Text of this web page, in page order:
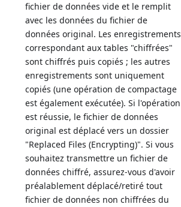
fichier de données vide et le remplit
avec les données du fichier de
données original. Les enregistrements
correspondant aux tables "chiffrées"
sont chiffrés puis copiés ; les autres
enregistrements sont uniquement
copiés (une opération de compactage
est également exécutée). Si l'opération
est réussie, le fichier de données
original est déplacé vers un dossier
"Replaced Files (Encrypting)". Si vous
souhaitez transmettre un fichier de
données chiffré, assurez-vous d'avoir
préalablement déplacé/retiré tout
fichier de données non chiffrées du